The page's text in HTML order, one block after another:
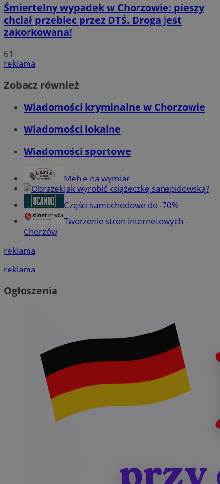
Śmiertelny wypadek w Chorzowie: pieszy
chciał przebiec przez DTŚ. Droga jest
zakorkowana!
61
reklama
Zobacz również
Wiadomości kryminalne w Chorzowie
Wiadomości lokalne
Wiadomości sportowe
Meble na wymiar
Jak wyrobić książeczkę sanepidowską?
Części samochodowe do -70%
Tworzenie stron internetowych -
Chorzów
reklama
reklama
Ogłoszenia